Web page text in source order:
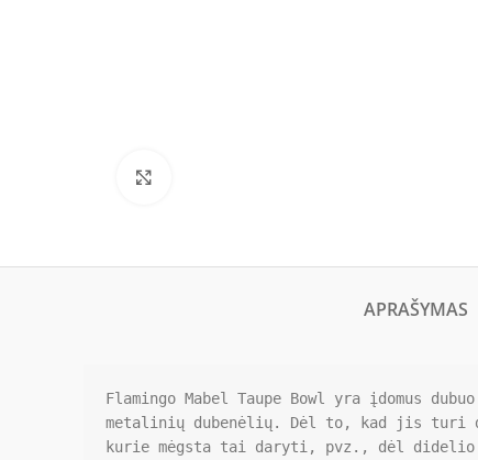
APRAŠYMAS
Flamingo Mabel Taupe Bowl yra įdomus
metalinių dubenėlių. Dėl to, kad jis turi
kurie mėgsta tai daryti, pvz., dėl didelio